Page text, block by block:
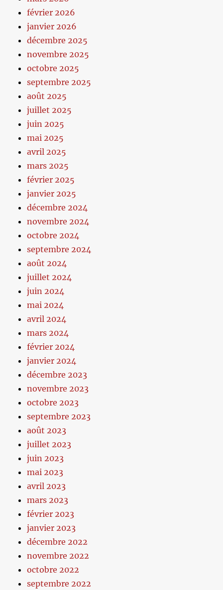
février 2026
janvier 2026
décembre 2025
novembre 2025
octobre 2025
septembre 2025
août 2025
juillet 2025
juin 2025
mai 2025
avril 2025
mars 2025
février 2025
janvier 2025
décembre 2024
novembre 2024
octobre 2024
septembre 2024
août 2024
juillet 2024
juin 2024
mai 2024
avril 2024
mars 2024
février 2024
janvier 2024
décembre 2023
novembre 2023
octobre 2023
septembre 2023
août 2023
juillet 2023
juin 2023
mai 2023
avril 2023
mars 2023
février 2023
janvier 2023
décembre 2022
novembre 2022
octobre 2022
septembre 2022